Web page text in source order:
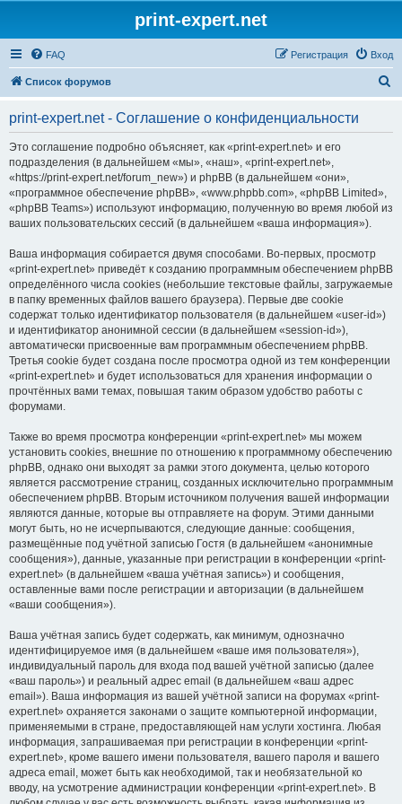
print-expert.net
FAQ Вход
Регистрация
Список форумов
print-expert.net - Соглашение о конфиденциальности
Это соглашение подробно объясняет, как «print-expert.net» и его
подразделения (в дальнейшем «мы», «наш», «print-expert.net»,
«https://print-expert.net/forum_new») и phpBB (в дальнейшем «они»,
«программное обеспечение phpBB», «www.phpbb.com», «phpBB Limited»,
«phpBB Teams») используют информацию, полученную во время любой из
ваших пользовательских сессий (в дальнейшем «ваша информация»).
Ваша информация собирается двумя способами. Во-первых, просмотр
«print-expert.net» приведёт к созданию программным обеспечением phpBB
определённого числа cookies (небольшие текстовые файлы, загружаемые
в папку временных файлов вашего браузера). Первые две cookie
содержат только идентификатор пользователя (в дальнейшем «user-id»)
и идентификатор анонимной сессии (в дальнейшем «session-id»),
автоматически присвоенные вам программным обеспечением phpBB.
Третья cookie будет создана после просмотра одной из тем конференции
«print-expert.net» и будет использоваться для хранения информации о
прочтённых вами темах, повышая таким образом удобство работы с
форумами.
Также во время просмотра конференции «print-expert.net» мы можем
установить cookies, внешние по отношению к программному обеспечению
phpBB, однако они выходят за рамки этого документа, целью которого
является рассмотрение страниц, созданных исключительно программным
обеспечением phpBB. Вторым источником получения вашей информации
являются данные, которые вы отправляете на форум. Этими данными
могут быть, но не исчерпываются, следующие данные: сообщения,
размещённые под учётной записью Гостя (в дальнейшем «анонимные
сообщения»), данные, указанные при регистрации в конференции «print-
expert.net» (в дальнейшем «ваша учётная запись») и сообщения,
оставленные вами после регистрации и авторизации (в дальнейшем
«ваши сообщения»).
Ваша учётная запись будет содержать, как минимум, однозначно
идентифицируемое имя (в дальнейшем «ваше имя пользователя»),
индивидуальный пароль для входа под вашей учётной записью (далее
«ваш пароль») и реальный адрес email (в дальнейшем «ваш адрес
email»). Ваша информация из вашей учётной записи на форумах «print-
expert.net» охраняется законами о защите компьютерной информации,
применяемыми в стране, предоставляющей нам услуги хостинга. Любая
информация, запрашиваемая при регистрации в конференции «print-
expert.net», кроме вашего имени пользователя, вашего пароля и вашего
адреса email, может быть как необходимой, так и необязательной ко
вводу, на усмотрение администрации конференции «print-expert.net». В